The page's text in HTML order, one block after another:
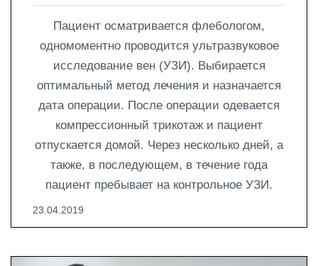
Пациент осматривается флебологом,
одномоментно проводится ультразвуковое
исследование вен (УЗИ). Выбирается
оптимальный метод лечения и назначается
дата операции. После операции одевается
компрессионный трикотаж и пациент
отпускается домой. Через несколько дней, а
также, в последующем, в течение года
пациент пребывает на контрольное УЗИ.
23.04.2019